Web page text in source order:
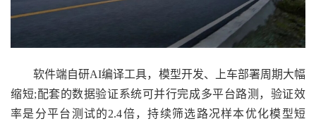
软件端自研AI编译工具，模型开发、上车部署周期大幅
缩短;配套的数据验证系统可并行完成多平台路测，验证效
率是分平台测试的2.4倍，持续筛选路况样本优化模型短